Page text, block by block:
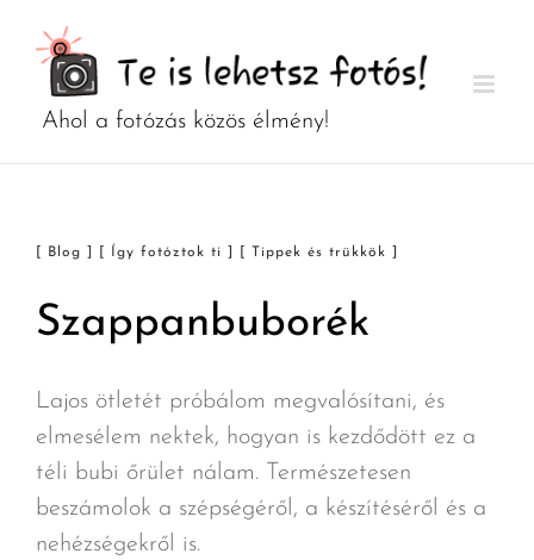
[ Blog ] [ Így fotóztok ti ] [ Tippek és trükkök ]
Szappanbuborék
Lajos ötletét próbálom megvalósítani, és
elmesélem nektek, hogyan is kezdődött ez a
téli bubi őrület nálam. Természetesen
beszámolok a szépségéről, a készítéséről és a
nehézségekről is.